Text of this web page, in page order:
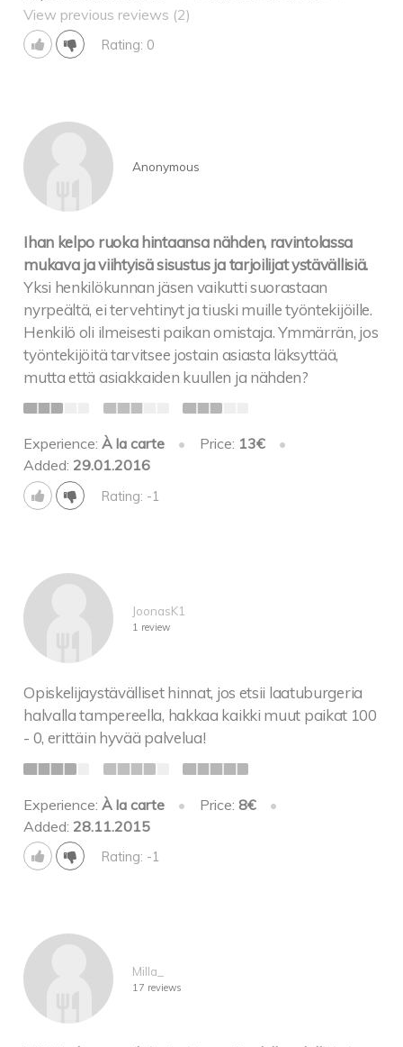
View previous reviews (2)
Rating: 0
Anonymous
Ihan kelpo ruoka hintaansa nähden, ravintolassa
mukava ja viihtyisä sisustus ja tarjoilijat ystävällisiä.
Yksi henkilökunnan jäsen vaikutti suorastaan
nyrpeältä, ei tervehtinyt ja tiuski muille työntekijöille.
Henkilö oli ilmeisesti paikan omistaja. Ymmärrän, jos
työntekijöitä tarvitsee jostain asiasta läksyttää,
mutta että asiakkaiden kuullen ja nähden?
Experience:À la carte • Price: 13€
•
Added: 29.01.2016
Rating: -1
JoonasK1
1 review
Opiskelijaystävälliset hinnat, jos etsii laatuburgeria
halvalla tampereella, hakkaa kaikki muut paikat 100
- 0, erittäin hyvää palvelua!
Experience:À la carte • Price: 8€
•
Added: 28.11.2015
Rating: -1
Milla_
17 reviews